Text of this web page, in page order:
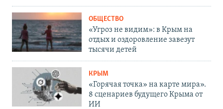
ОБЩЕСТВО
«Угроз не видим»: в Крым на
отдых и оздоровление завезут
тысячи детей
КРЫМ
«Горячая точка» на карте мира».
8 сценариев будущего Крыма от
ИИ